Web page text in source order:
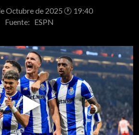
Octubre de 2025 🕐 19:40
Fuente: ESPN
Play
Video